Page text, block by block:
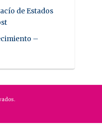
de Estados
–